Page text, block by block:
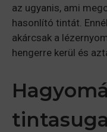
az ugyanis, ami
hasonlító tintát.
akárcsak a
hengerre kerül és